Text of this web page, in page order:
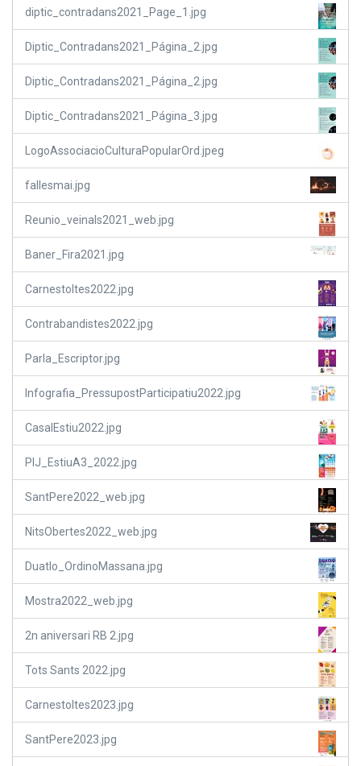
diptic_contradans2021_Page_1.jpg
Diptic_Contradans2021_Página_2.jpg
Diptic_Contradans2021_Página_2.jpg
Diptic_Contradans2021_Página_3.jpg
LogoAssociacioCulturaPopularOrd.jpeg
fallesmai.jpg
Reunio_veinals2021_web.jpg
Baner_Fira2021.jpg
Carnestoltes2022.jpg
Contrabandistes2022.jpg
Parla_Escriptor.jpg
Infografia_PressupostParticipatiu2022.jpg
CasalEstiu2022.jpg
PIJ_EstiuA3_2022.jpg
SantPere2022_web.jpg
NitsObertes2022_web.jpg
Duatlo_OrdinoMassana.jpg
Mostra2022_web.jpg
2n aniversari RB 2.jpg
Tots Sants 2022.jpg
Carnestoltes2023.jpg
SantPere2023.jpg